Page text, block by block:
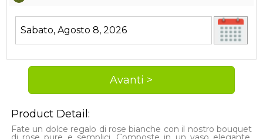
Product Detail:
Fate un dolce regalo di rose bianche con il nostro bouquet